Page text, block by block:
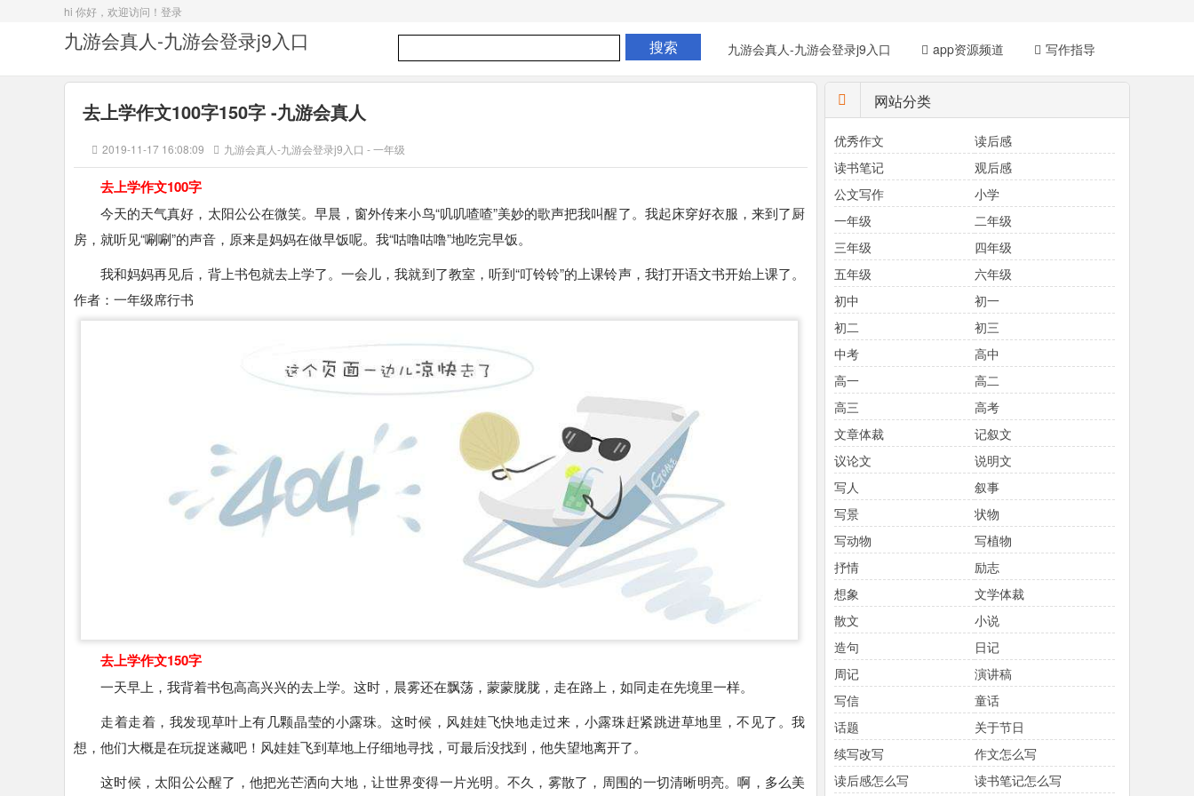
hi 你好，欢迎访问！ 登录
九游会真人-九游会登录j9入口 九游会真人-九游会登录j9入口 app资源频道 写作指导
去上学作文100字150字 -九游会真人
2019-11-17 16:08:09 九游会真人-九游会登录j9入口 -一年级
去上学作文100字
今天的天气真好，太阳公公在微笑。早晨，窗外传来小鸟“叽叽喳喳”美妙的歌声把我叫醒了。我起床穿好衣服，来到了厨
房，就听见“唰唰”的声音，原来是妈妈在做早饭呢。我“咕噜咕噜”地吃完早饭。
我和妈妈再见后，背上书包就去上学了。一会儿，我就到了教室，听到“叮铃铃”的上课铃声，我打开语文书开始上课了。
作者：一年级席行书
去上学作文150字
一天早上，我背着书包高高兴兴的去上学。这时，晨雾还在飘荡，蒙蒙胧胧，走在路上，如同走在先境里一样。
走着走着，我发现草叶上有几颗晶莹的小露珠。这时候，风娃娃飞快地走过来，小露珠赶紧跳进草地里，不见了。我
想，他们大概是在玩捉迷藏吧！风娃娃飞到草地上仔细地寻找，可最后没找到，他失望地离开了。
这时候，太阳公公醒了，他把光芒洒向大地，让世界变得一片光明。不久，雾散了，周围的一切清晰明亮。啊，多么美
网站分类
优秀作文
读后感
读书笔记
观后感
公文写作
小学
一年级
二年级
三年级
四年级
五年级
六年级
初中
初一
初二
初三
中考
高中
高一
高二
高三
高考
文章体裁
记叙文
议论文
说明文
写人
叙事
写景
状物
写动物
写植物
抒情
励志
想象
文学体裁
散文
小说
造句
日记
周记
演讲稿
写信
童话
话题
关于节日
续写改写
作文怎么写
读后感怎么写
读书笔记怎么写